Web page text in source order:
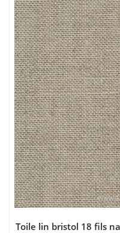
Toile lin bristol 18 fils